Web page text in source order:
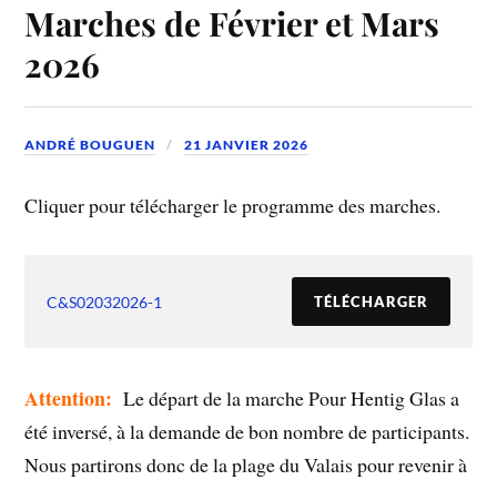
Marches de Février et Mars
2026
ANDRÉ BOUGUEN 21 JANVIER 2026
Cliquer pour télécharger le programme des marches.
C&S02032026-1 TÉLÉCHARGER
Attention: Le départ de la marche Pour Hentig Glas a
été inversé, à la demande de bon nombre de participants.
Nous partirons donc de la plage du Valais pour revenir à